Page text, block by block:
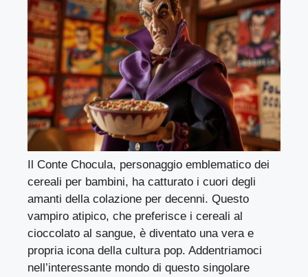
Il Conte Chocula, personaggio emblematico dei
cereali per bambini, ha catturato i cuori degli
amanti della colazione per decenni. Questo
vampiro atipico, che preferisce i cereali al
cioccolato al sangue, è diventato una vera e
propria icona della cultura pop. Addentriamoci
nell’interessante mondo di questo singolare